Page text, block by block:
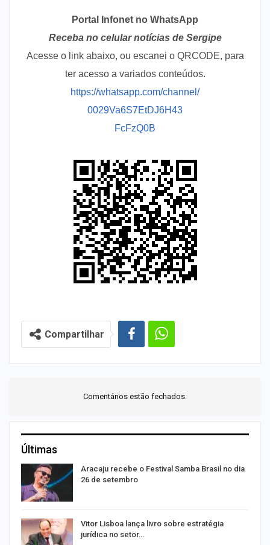
Portal Infonet no WhatsApp
Receba no celular notícias de Sergipe
Acesse o link abaixo, ou escanei o QRCODE, para
ter acesso a variados conteúdos.
https://whatsapp.com/channel/
0029Va6S7EtDJ6H43
FcFzQ0B
Compartilhar
Comentários estão fechados.
Últimas
Aracaju recebe o Festival Samba Brasil no dia
26 de setembro
Vitor Lisboa lança livro sobre estratégia
jurídica no setor…